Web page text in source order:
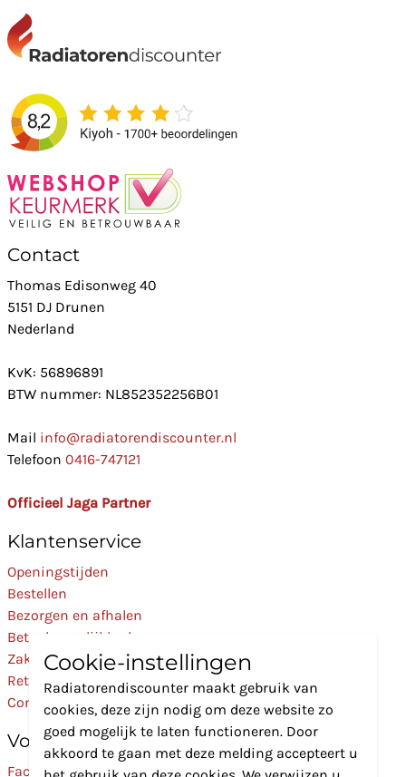
Contact
Thomas Edisonweg 40
5151 DJ Drunen
Nederland
KvK: 56896891
BTW nummer: NL852352256B01
Mail info@radiatorendiscounter.nl
Telefoon 0416-747121
Officieel Jaga Partner
Klantenservice
Openingstijden
Bestellen
Bezorgen en afhalen
Betaalmogelijkheden
Zakelijk
Retourneren
Contact
Volg Ons
Facebook
Cookie-instellingen
Radiatorendiscounter maakt gebruik van
cookies, deze zijn nodig om deze website zo
goed mogelijk te laten functioneren. Door
akkoord te gaan met deze melding accepteert u